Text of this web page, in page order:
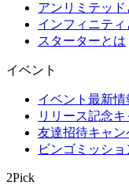
アンリミテッド
インフィニティ
スターターとは
イベント
イベント最新情
リリース記念
友達招待キャン
ビンゴミッショ
2Pick